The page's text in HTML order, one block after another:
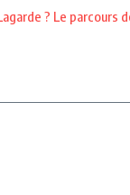
? Le parcours